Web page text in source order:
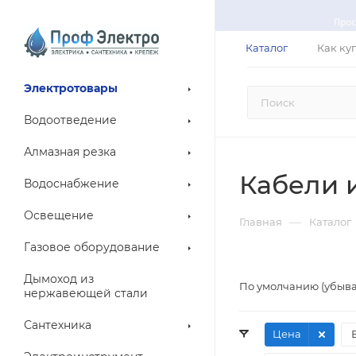
Каталог Как
Электротовары
Водоотведение
Алмазная резка
Водоснабжение
Освещение
Газовое оборудование
Дымоход из
нержавеющей стали
Сантехника
Кабели
Главная — Каталог
По умолчанию
Цена